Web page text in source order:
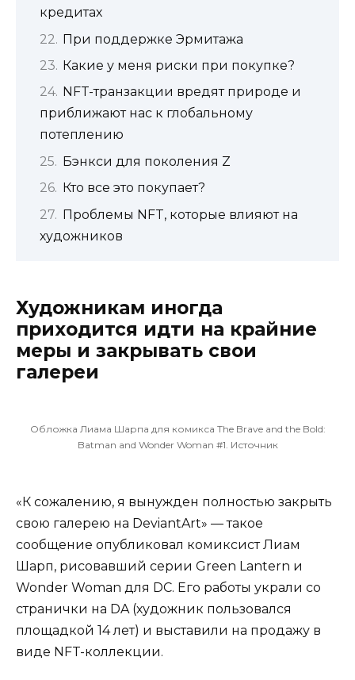
кредитах
При поддержке Эрмитажа
Какие у меня риски при покупке?
NFT-транзакции вредят природе и
приближают нас к глобальному
потеплению
Бэнкси для поколения Z
Кто все это покупает?
Проблемы NFT, которые влияют на
художников
Художникам иногда
приходится идти на крайние
меры и закрывать свои
галереи
Обложка Лиама Шарпа для комикса The Brave and the Bold:
Batman and Wonder Woman #1. Источник
«К сожалению, я вынужден полностью закрыть
свою галерею на DeviantArt» — такое
сообщение опубликовал комиксист Лиам
Шарп, рисовавший серии Green Lantern и
Wonder Woman для DC. Его работы украли со
странички на DA (художник пользовался
площадкой 14 лет) и выставили на продажу в
виде NFT-коллекции.